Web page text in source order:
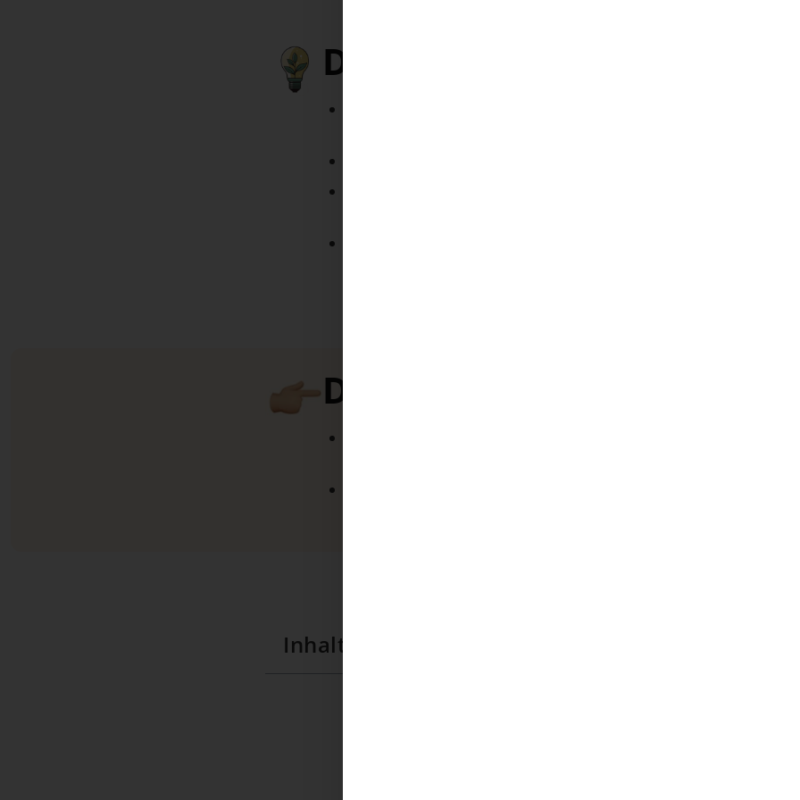
Das Wichtigste in Kürze
800 Watt (800 VA) für
2.000 Wp insgesamt, bei Schuko-
Keine Anmeldung beim Netzbetreiber, aber
Über 800 W brauchen einen Elektriker und
Direkt aktiv werden
,
Inhaltsverzeichnis